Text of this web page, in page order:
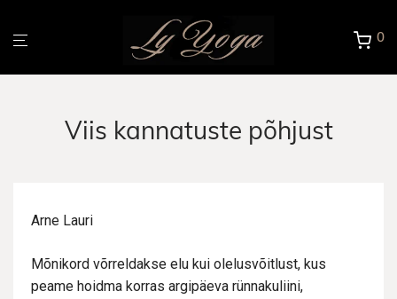
0
Viis kannatuste põhjust
Arne Lauri
Mõnikord võrreldakse elu kui olelusvõitlust, kus
peame hoidma korras argipäeva rünnakuliini,